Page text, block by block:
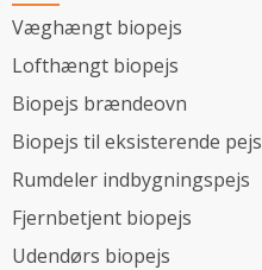
Væghængt biopejs
Lofthængt biopejs
Biopejs brændeovn
Biopejs til eksisterende pejs
Rumdeler indbygningspejs
Fjernbetjent biopejs
Udendørs biopejs